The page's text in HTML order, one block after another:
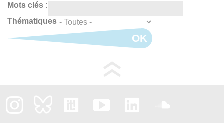
Mots clés :
Thématiques
OK